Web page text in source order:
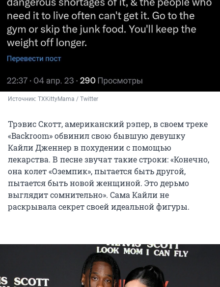
Источник: TXKittyMama / Twitter
Трэвис Скотт, американский рэпер, в своем треке
«Backroom» обвинил свою бывшую девушку
Кайли Дженнер в похудении с помощью
лекарства. В песне звучат такие строки: «Конечно,
она колет «Оземпик», пытается быть другой,
пытается быть новой женщиной. Это дерьмо
выглядит сомнительно». Сама Кайли не
раскрывала секрет своей идеальной фигуры.